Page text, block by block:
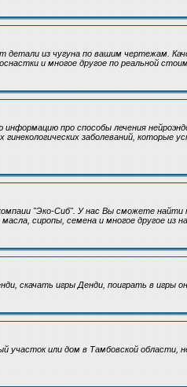
из чугуна по вашим чертежам.
и многое другое по реальной
про способы лечения
гинекологических заболеваний, которые
"Эко-Сиб". У нас Вы сможете
сиропы, семена и многое другое из
скачать игры Денди, поиграть в игры
участок или дом в Тамбовской